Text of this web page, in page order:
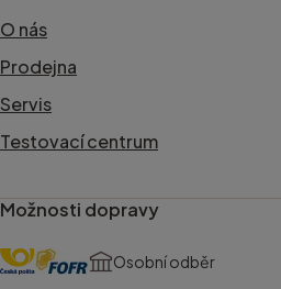
O nás
Prodejna
Servis
Testovací centrum
Možnosti dopravy
Osobní odběr